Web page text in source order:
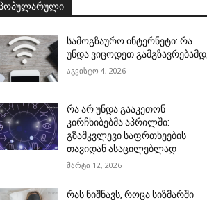
სამოგზაურო ინტერნეტი: რა
უნდა ვიცოდეთ
აგვისტო 4, 2026
რა არ უნდა გააკეთონ
კირჩხიბებმა აპრილში:
გზამკვლევი საფრთხეების
თავიდან ასაცილებლად
მარტი 12, 2026
რას ნიშნავს, როცა სიზმარში